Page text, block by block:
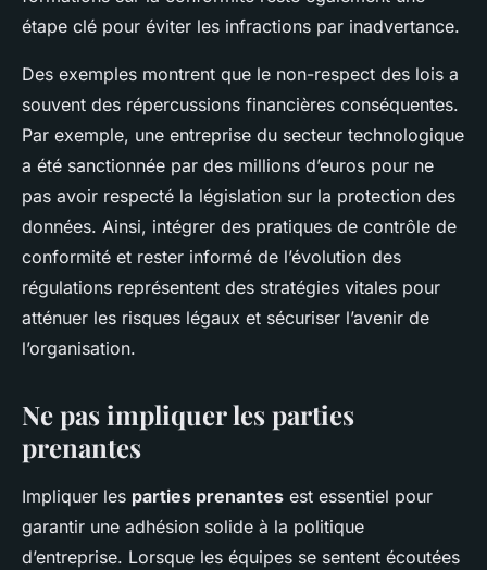
étape clé pour éviter les infractions par inadvertance.
Des exemples montrent que le non-respect des lois a
souvent des répercussions financières conséquentes.
Par exemple, une entreprise du secteur technologique
a été sanctionnée par des millions d’euros pour ne
pas avoir respecté la législation sur la protection des
données. Ainsi, intégrer des pratiques de contrôle de
conformité et rester informé de l’évolution des
régulations représentent des stratégies vitales pour
atténuer les risques légaux et sécuriser l’avenir de
l’organisation.
Ne pas impliquer les parties
prenantes
Impliquer les parties prenantes est essentiel pour
garantir une adhésion solide à la politique
d’entreprise. Lorsque les équipes se sentent écoutées